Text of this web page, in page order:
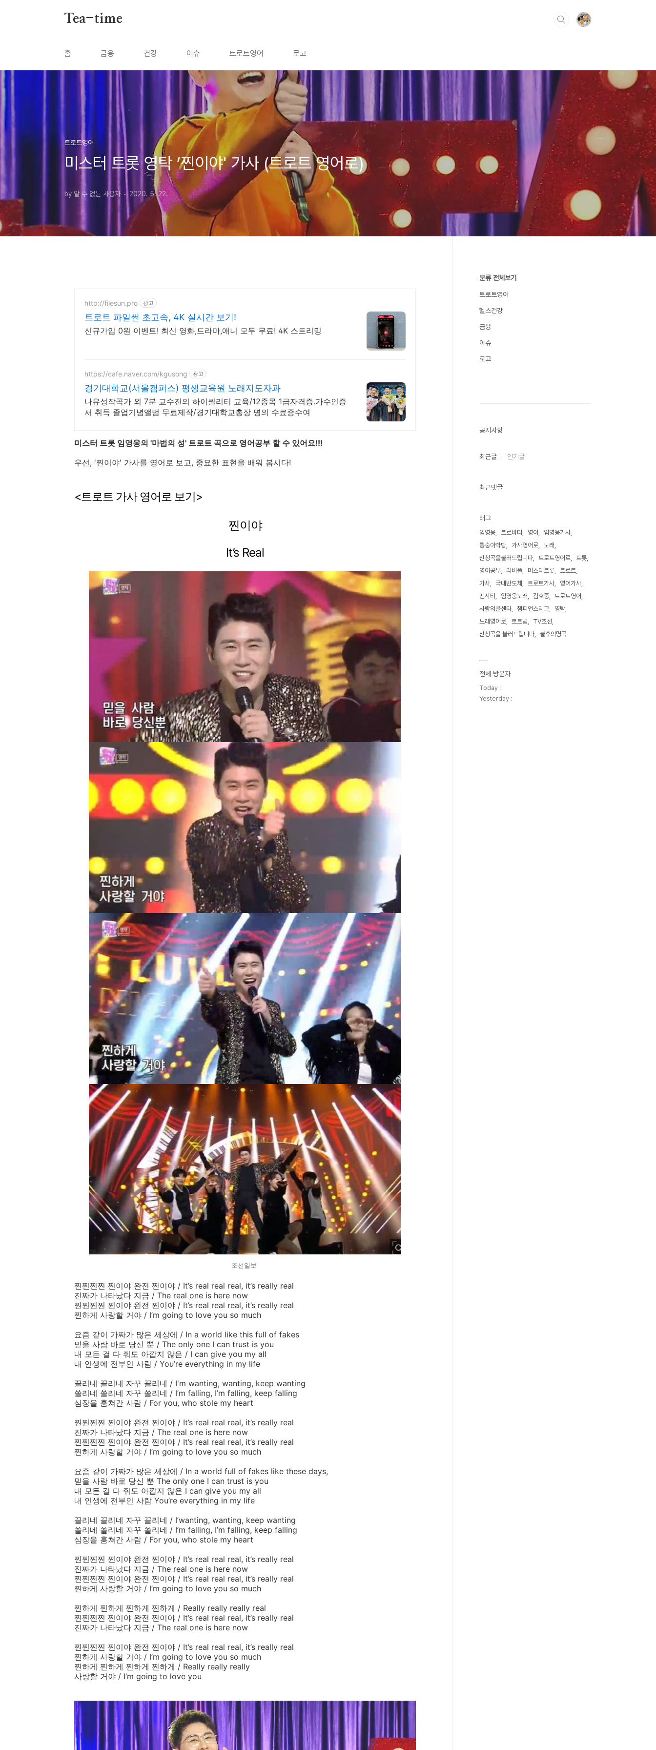
Tea-time
홈 금융 건강 이슈 트로트영어 로고
트로트영어
미스터 트롯 영탁 ‘찐이야' 가사 (트로트 영어로)
by 알 수 없는 사용자 2020. 5. 22.
http://filesun.pro 광고
트로트 파일썬 초고속, 4K 실시간 보기!
신규가입 0원 이벤트! 최신 영화,드라마,애니 모두 무료! 4K 스트리밍
https://cafe.naver.com/kgusong 광고
경기대학교(서울캠퍼스) 평생교육원 노래지도자과
나유성작곡가 외 7분 교수진의 하이퀄리티 교육/12종목 1급자격증.가수인증
서 취득 졸업기념앨범 무료제작/경기대학교총장 명의 수료증수여
미스터 트롯 임영웅의 '마법의 성' 트로트 곡으로 영어공부 할 수 있어요!!!
우선, '찐이야' 가사를 영어로 보고, 중요한 표현을 배워 봅시다!
<트로트 가사 영어로 보기>
찐이야
It’s Real
조선일보
찐찐찐찐 찐이야 완전 찐이야 / It’s real real real, it’s really real
진짜가 나타났다 지금 / The real one is here now
찐찐찐찐 찐이야 완전 찐이야 / It’s real real real, it’s really real
찐하게 사랑할 거야 / I’m going to love you so much
요즘 같이 가짜가 많은 세상에 / In a world like this full of fakes
믿을 사람 바로 당신 뿐 / The only one I can trust is you
내 모든 걸 다 줘도 아깝지 않은 / I can give you my all
내 인생에 전부인 사람 / You’re everything in my life
끌리네 끌리네 자꾸 끌리네 / I'm wanting, wanting, keep wanting
쏠리네 쏠리네 자꾸 쏠리네 / I’m falling, I’m falling, keep falling
심장을 훔쳐간 사람 / For you, who stole my heart
찐찐찐찐 찐이야 완전 찐이야 / It’s real real real, it’s really real
진짜가 나타났다 지금 / The real one is here now
찐찐찐찐 찐이야 완전 찐이야 / It’s real real real, it’s really real
찐하게 사랑할 거야 / I’m going to love you so much
요즘 같이 가짜가 많은 세상에 / In a world full of fakes like these days,
믿을 사람 바로 당신 뿐 The only one I can trust is you
내 모든 걸 다 줘도 아깝지 않은 I can give you my all
내 인생에 전부인 사람 You’re everything in my life
끌리네 끌리네 자꾸 끌리네 / I’wanting, wanting, keep wanting
쏠리네 쏠리네 자꾸 쏠리네 / I’m falling, I’m falling, keep falling
심장을 훔쳐간 사람 / For you, who stole my heart
찐찐찐찐 찐이야 완전 찐이야 / It’s real real real, it’s really real
진짜가 나타났다 지금 / The real one is here now
찐찐찐찐 찐이야 완전 찐이야 / It’s real real real, it’s really real
찐하게 사랑할 거야 / I’m going to love you so much
찐하게 찐하게 찐하게 찐하게 / Really really really real
찐찐찐찐 찐이야 완전 찐이야 / It’s real real real, it’s really real
진짜가 나타났다 지금 / The real one is here now
찐찐찐찐 찐이야 완전 찐이야 / It’s real real real, it’s really real
찐하게 사랑할 거야 / I’m going to love you so much
찐하게 찐하게 찐하게 찐하게 / Really really really
사랑할 거야 / I’m going to love you
분류 전체보기
트로트영어
헬스건강
금융
이슈
로고
공지사항
최근글 인기글
최근댓글
태그
임영웅 트로바티 영어
임영웅가사
뽕숭아학당
가사영어로
노래
신청곡을불러드립니다
트로트영어로
트롯
영어공부
리버풀 미스터트롯
트로트
가사
국내반도체 트로트가사
영어가사
맨시티
임영웅노래 김호중
트로트영어
사랑의콜센타
챔피언스리그
영탁
노래영어로
토트넘
TV조선
신청곡을 불러드립니다
불후의명곡
전체 방문자
Today :
Yesterday :